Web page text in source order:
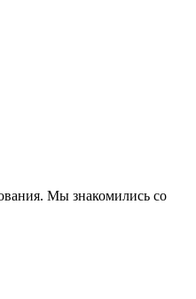
Мы знакомились со